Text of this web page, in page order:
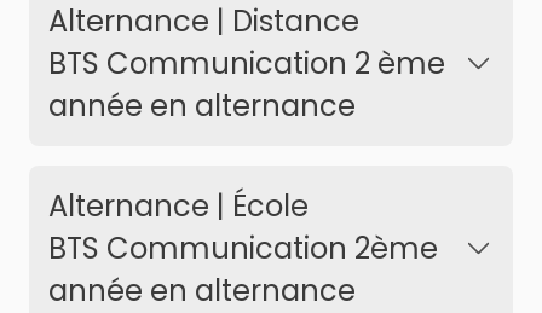
Alternance | Distance
BTS Communication 2 ème
année en alternance
Alternance | École
BTS Communication 2ème
année en alternance